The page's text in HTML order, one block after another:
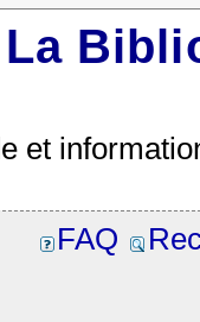
La
et
FAQ